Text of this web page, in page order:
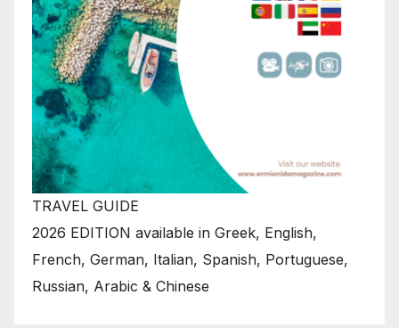
TRAVEL GUIDE
2026 EDITION available in Greek, English,
French, German, Italian, Spanish, Portuguese,
Russian, Arabic & Chinese